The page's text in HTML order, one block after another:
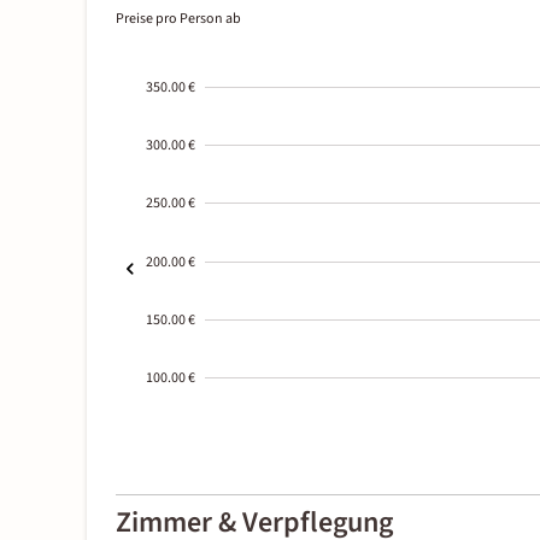
Preise pro Person ab
350.00 €
300.00 €
250.00 €
200.00 €
150.00 €
100.00 €
01-02
Zimmer & Verpflegung